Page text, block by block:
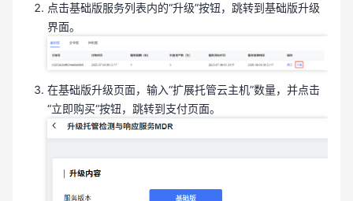
点击基础版服务列表内的“升级”按钮，跳转到基础版升级
界面。
在基础版升级页面，输入“扩展托管云主机”数量，并点击
“立即购买“按钮，跳转到支付页面。